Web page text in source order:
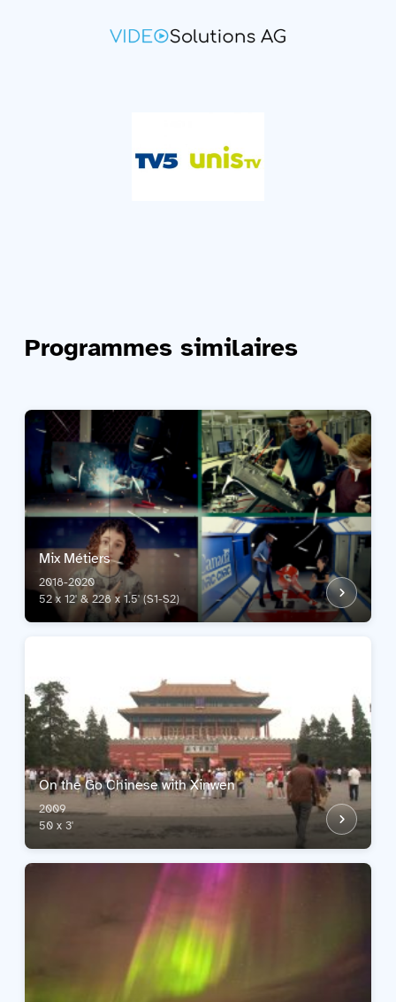
Programmes similaires
Mix Métiers
2018-2020
52 x 12' & 228 x 1.5' (S1-S2)
On the Go Chinese with Xinwen
2009
50 x 3'